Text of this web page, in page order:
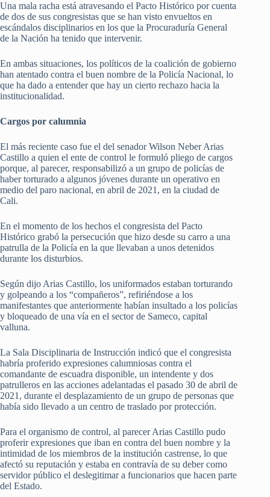
Una mala racha está atravesando el Pacto Histórico por cuenta
de dos de sus congresistas que se han visto envueltos en
escándalos disciplinarios en los que la Procuraduría General
de la Nación ha tenido que intervenir.
En ambas situaciones, los políticos de la coalición de gobierno
han atentado contra el buen nombre de la Policía Nacional, lo
que ha dado a entender que hay un cierto rechazo hacia la
institucionalidad.
Cargos por calumnia
El más reciente caso fue el del senador Wilson Neber Arias
Castillo a quien el ente de control le formuló pliego de cargos
porque, al parecer, responsabilizó a un grupo de policías de
haber torturado a algunos jóvenes durante un operativo en
medio del paro nacional, en abril de 2021, en la ciudad de
Cali.
En el momento de los hechos el congresista del Pacto
Histórico grabó la persecución que hizo desde su carro a una
patrulla de la Policía en la que llevaban a unos detenidos
durante los disturbios.
Según dijo Arias Castillo, los uniformados estaban torturando
y golpeando a los “compañeros”, refiriéndose a los
manifestantes que anteriormente habían insultado a los policías
y bloqueado de una vía en el sector de Sameco, capital
valluna.
La Sala Disciplinaria de Instrucción indicó que el congresista
habría proferido expresiones calumniosas contra el
comandante de escuadra disponible, un intendente y dos
patrulleros en las acciones adelantadas el pasado 30 de abril de
2021, durante el desplazamiento de un grupo de personas que
había sido llevado a un centro de traslado por protección.
Para el organismo de control, al parecer Arias Castillo pudo
proferir expresiones que iban en contra del buen nombre y la
intimidad de los miembros de la institución castrense, lo que
afectó su reputación y estaba en contravía de su deber como
servidor público el deslegitimar a funcionarios que hacen parte
del Estado.